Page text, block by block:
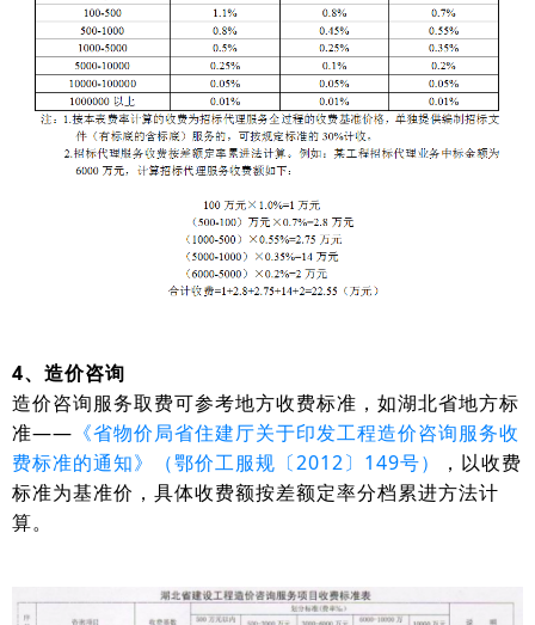
4、造价咨询
造价咨询服务取费可参考地方收费标准，如湖北省地方标
准—— 《省物价局省住建厅关于印发工程造价咨询服务收
费标准的通知》（鄂价工服规〔2012〕149号）
，以收费
标准为基准价，具体收费额按差额定率分档累进方法计
算。